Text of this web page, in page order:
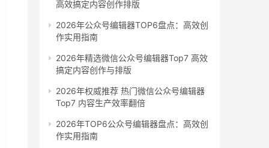
高效搞定内容创作排版
2026年公众号编辑器TOP6盘点：高效创
作实用指南
2026年精选微信公众号编辑器Top7 高效
搞定内容创作与排版
2026年权威推荐 热门微信公众号编辑器
Top7 内容生产效率翻倍
2026年TOP6公众号编辑器盘点：高效创
作实用指南